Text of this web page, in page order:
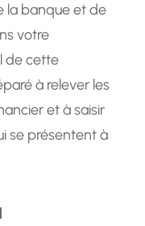
la banque et de
votre
de cette
à relever les
et à saisir
se présentent à